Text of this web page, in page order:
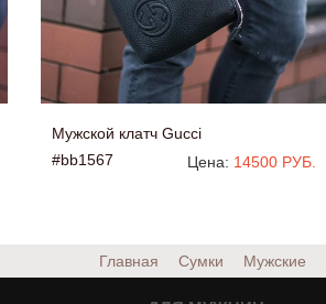
Мужской клатч Gucci
#bb1567
Цена: 14500 РУБ.
Главная Сумки Мужские